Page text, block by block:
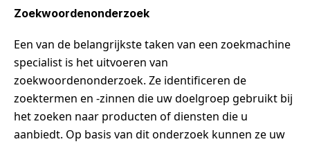
Zoekwoordenonderzoek
Een van de belangrijkste taken van een zoekmachine
specialist is het uitvoeren van
zoekwoordenonderzoek. Ze identificeren de
zoektermen en -zinnen die uw doelgroep gebruikt bij
het zoeken naar producten of diensten die u
aanbiedt. Op basis van dit onderzoek kunnen ze uw